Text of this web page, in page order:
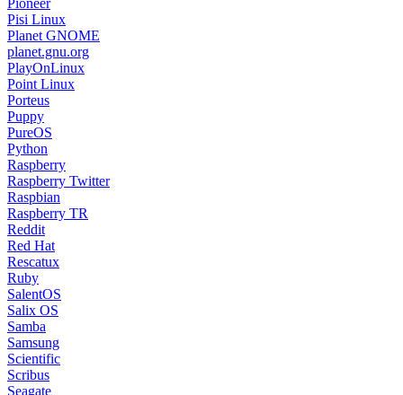
Python
Raspberry
Raspberry Twitter
Raspbian
Raspberry TR
Reddit
Red Hat
Rescatux
Ruby
SalentOS
Salix OS
Samba
Samsung
Scientific
Scribus
Seagate
SeaMonkey
Semplice
Sesli Sözlük
Shotwell
siduction
Slackel
Slackware
Slax